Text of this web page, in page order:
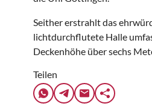
Seither erstrahlt das
lichtdurchflutete Halle
Deckenhöhe über sechs
Teilen